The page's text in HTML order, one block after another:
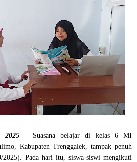
2025– Suasana belajar di kelas 6 MI
Kabupaten Trenggalek, tampak penuh
2025). Pada hari itu, siswa-siswi mengikuti